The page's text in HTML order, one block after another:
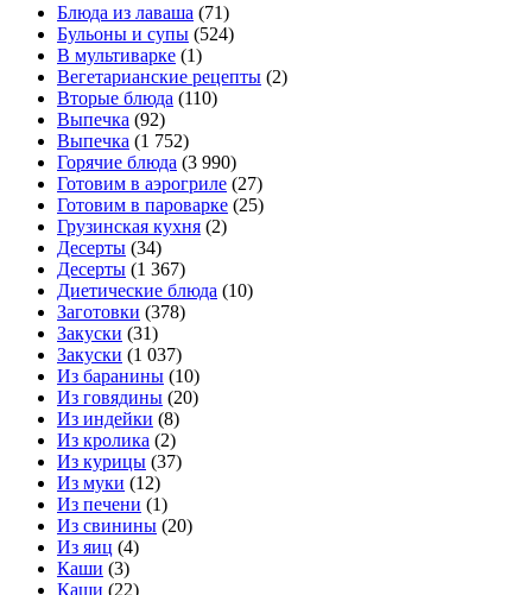
Блюда из лаваша (71)
Бульоны и супы (524)
В мультиварке (1)
Вегетарианские рецепты (2)
Вторые блюда (110)
Выпечка (92)
Выпечка (1 752)
Горячие блюда (3 990)
Готовим в аэрогриле (27)
Готовим в пароварке (25)
Грузинская кухня (2)
Десерты (34)
Десерты (1 367)
Диетические блюда (10)
Заготовки (378)
Закуски (31)
Закуски (1 037)
Из баранины (10)
Из говядины (20)
Из индейки (8)
Из кролика (2)
Из курицы (37)
Из муки (12)
Из печени (1)
Из свинины (20)
Из яиц (4)
Каши (3)
Каши (22)